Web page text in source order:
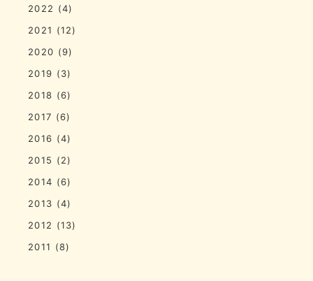
2022 (4)
2021 (12)
2020 (9)
2019 (3)
2018 (6)
2017 (6)
2016 (4)
2015 (2)
2014 (6)
2013 (4)
2012 (13)
2011 (8)